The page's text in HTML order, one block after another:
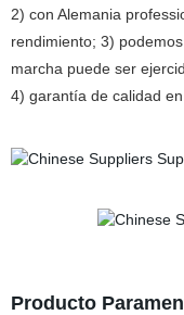
2) con Alemania
rendimiento; 3) podemos
marcha puede ser
4) garantía de calidad
Producto